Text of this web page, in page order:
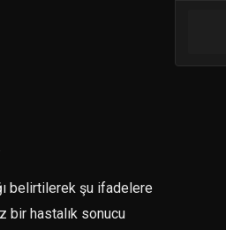
belirtilerek şu ifadelere
bir hastalık sonucu